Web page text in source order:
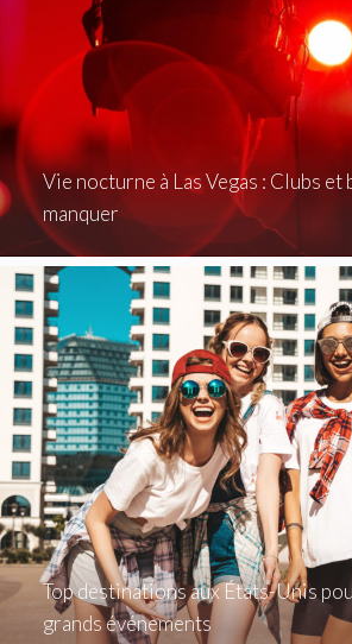
Vie nocturne à Las Vegas : Clubs et
manquer
Top destinations aux États-Unis
grands événements